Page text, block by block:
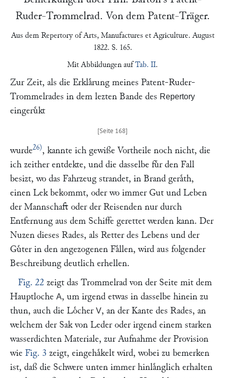
Ruder-Trommelrad. Von dem Patent-Träger.
Aus dem Repertory of Arts, Manufactures et Agriculture. August
1822. S. 165.
Mit Abbildungen aufTab. II.
Zur Zeit, als die Erklaͤrung meines Patent-Ruder-
Trommelrades in dem lezten Bande des Repertory
eingeruͤkt
wurde26), kannte ich gewiße Vortheile noch nicht, die
ich zeither entdekte, und die dasselbe fuͤr den Fall
besizt, wo das Fahrzeug strandet, in Brand geraͤth,
einen Lek bekommt, oder wo immer Gut und Leben
der Mannschaft oder der Reisenden nur durch
Entfernung aus dem Schiffe gerettet werden kann. Der
Nuzen dieses Rades, als Retter des Lebens und der
Guͤter in den angezogenen Faͤllen, wird aus folgender
Beschreibung deutlich erhellen.
Fig. 22 zeigt das Trommelrad von der Seite mit dem
Hauptloche A, um irgend etwas in dasselbe hinein zu
thun, auch die Loͤcher V, an der Kante des Rades, an
welchem der Sak von Leder oder irgend einem starken
wasserdichten Materiale, zur Aufnahme der Provision
wie Fig. 3 zeigt, eingehaͤkelt wird, wobei zu bemerken
ist, daß die Schwere unten immer hinlaͤnglich erhalten